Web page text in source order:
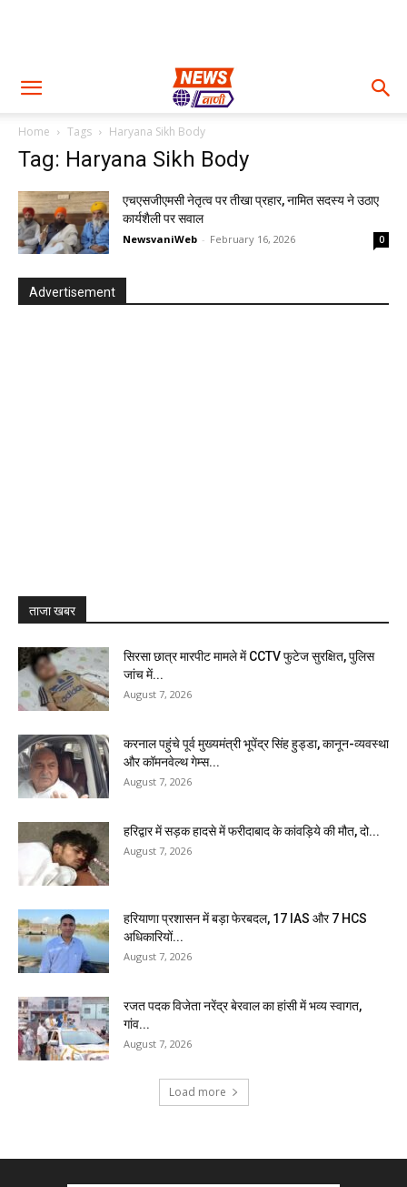
Home Tags Haryana Sikh Body
Tag: Haryana Sikh Body
एचएसजीएमसी नेतृत्व पर तीखा प्रहार, नामित सदस्य ने उठाए
कार्यशैली पर सवाल
NewsvaniWeb - February 16, 2026 0
Advertisement
ताजा खबर
सिरसा छात्र मारपीट मामले में CCTV फुटेज सुरक्षित, पुलिस
जांच में...
August 7, 2026
करनाल पहुंचे पूर्व मुख्यमंत्री भूपेंद्र सिंह हुड्डा, कानून-व्यवस्था
और कॉमनवेल्थ गेम्स...
August 7, 2026
हरिद्वार में सड़क हादसे में फरीदाबाद के कांवड़िये की मौत, दो...
August 7, 2026
हरियाणा प्रशासन में बड़ा फेरबदल, 17 IAS और 7 HCS
अधिकारियों...
August 7, 2026
रजत पदक विजेता नरेंद्र बेरवाल का हांसी में भव्य स्वागत,
गांव...
August 7, 2026
Load more